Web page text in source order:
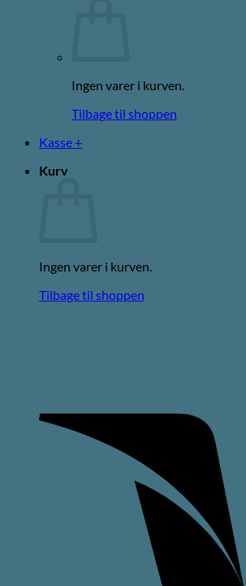
Ingen varer i kurven.
Tilbage til shoppen
Kasse +
Kurv
Ingen varer i kurven.
Tilbage til shoppen